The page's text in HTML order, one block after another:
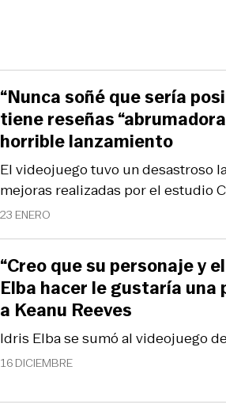
23 ENERO
El videojuego tuvo un desastroso
mejoras realizadas por el estudio
“Nunca soñé que sería
tiene reseñas
horrible lanzamiento
16 DICIEMBRE
Idris Elba se sumó al videojuego
“Creo que su personaje y
Elba hacer le gustaría
a Keanu Reeves